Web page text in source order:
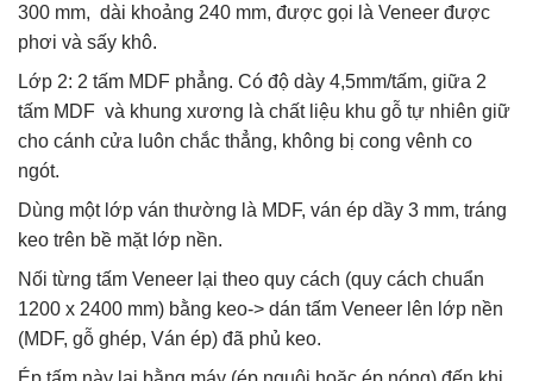
300 mm, dài khoảng 240 mm, được gọi là Veneer được
phơi và sấy khô.
Lớp 2: 2 tấm MDF phẳng. Có độ dày 4,5mm/tấm, giữa 2
tấm MDF và khung xương là chất liệu khu gỗ tự nhiên giữ
cho cánh cửa luôn chắc thẳng, không bị cong vênh co
ngót.
Dùng một lớp ván thường là MDF, ván ép dầy 3 mm, tráng
keo trên bề mặt lớp nền.
Nối từng tấm Veneer lại theo quy cách (quy cách chuẩn
1200 x 2400 mm) bằng keo-> dán tấm Veneer lên lớp nền
(MDF, gỗ ghép, Ván ép) đã phủ keo.